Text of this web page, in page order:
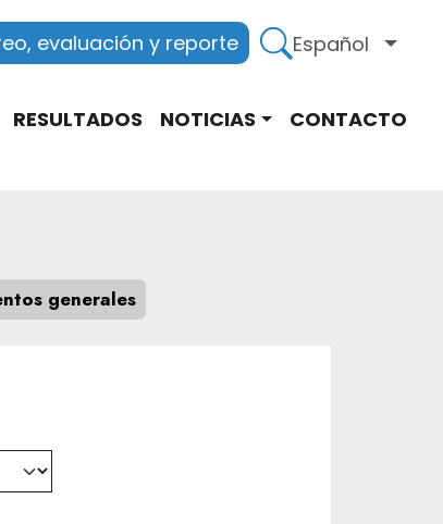
evaluación y reporte
Español Lista
RESULTADOS NOTICIAS CONTACTO
generales